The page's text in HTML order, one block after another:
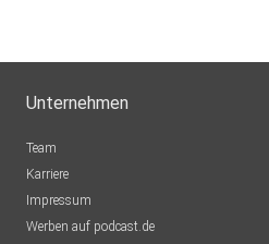
Unternehmen
Team
Karriere
Impressum
Werben auf podcast.de